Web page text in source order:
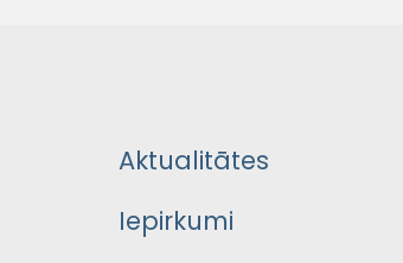
Aktualitātes
Iepirkumi